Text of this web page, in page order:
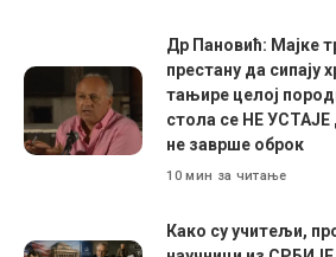
Др Пановић: Мајке
престану да сипају
тањире целој
стола се НЕ УСТАЈЕ
не заврше оброк
10 мин за читање
Како су учитељи,